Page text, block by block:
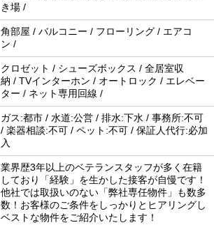
き場 /
角部屋 / バルコニー / フローリング / エアコ
ン /
クロゼット / シューズボックス / 全居室収
納 / TVインターホン / オートロック / エレベー
ター / ネット専用回線 /
ガス:都市 / 水道:公営 / 排水:下水 / 事務所:不可
/ 楽器相談:不可 / ペット:不可 / 保証人代行:必加
入
業界歴3年以上のベテランスタッフが多く在籍
しており「経験」を生かした接客が自慢です！
他社では取扱いのない「弊社専任物件」も数多
数！お客様のご条件をしっかりとヒアリングし
ベストな物件をご紹介いたします！